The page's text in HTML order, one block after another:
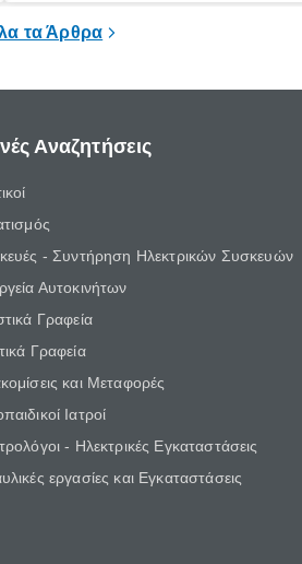
τα Άρθρα
Αναζητήσεις
- Συντήρηση Ηλεκτρικών Συσκευών
Αυτοκινήτων
Γραφεία
Γραφεία
και Μεταφορές
Ιατροί
- Ηλεκτρικές Εγκαταστάσεις
εργασίες και Εγκαταστάσεις